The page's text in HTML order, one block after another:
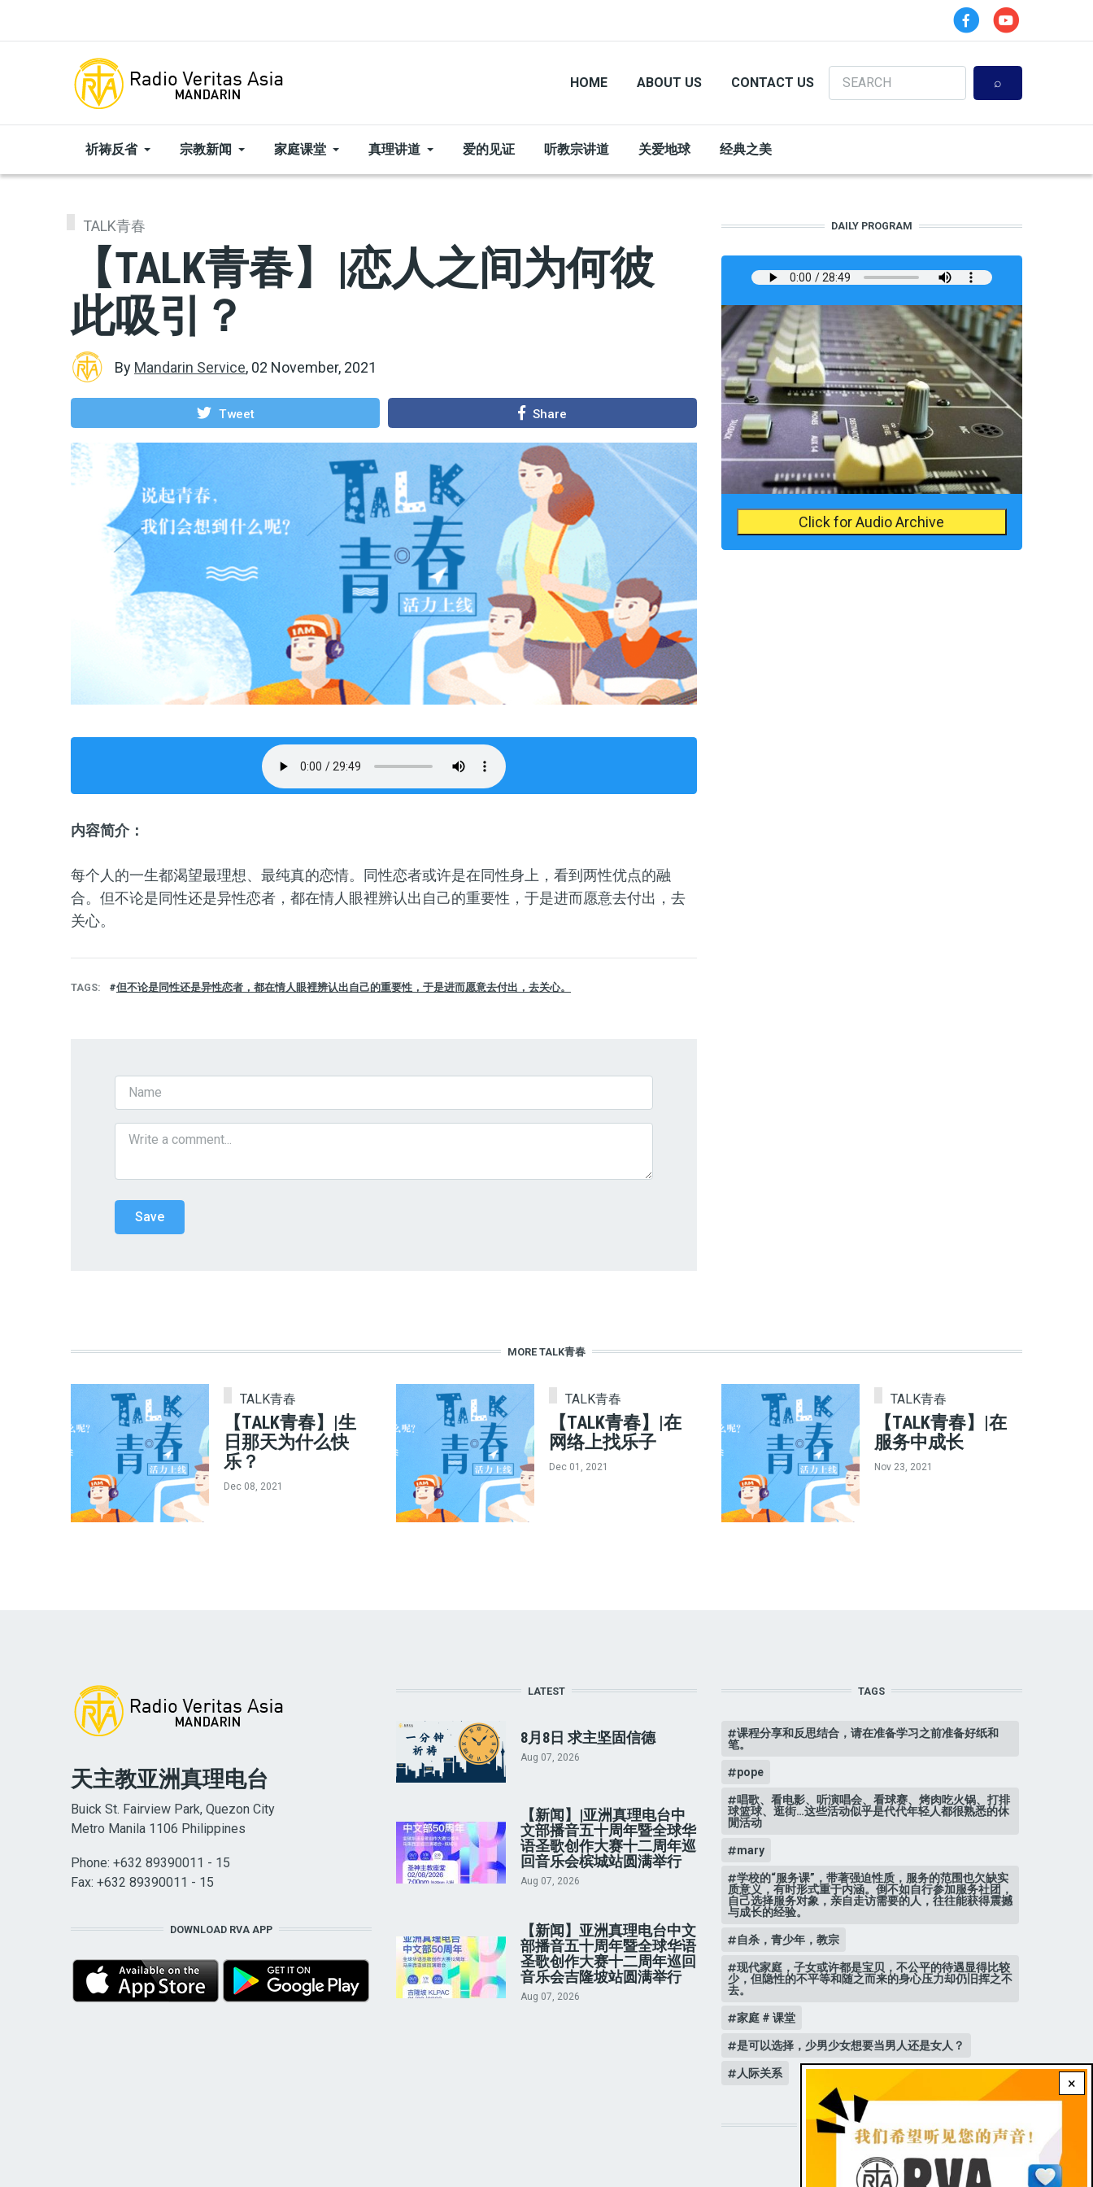
HOME ABOUT US CONTACT US
Search
祈祷反省 宗教新闻 家庭课堂 真理讲道 爱的见证 听教宗讲道 关爱地球 经典之美
TALK青春
【TALK青春】|恋人之间为何彼
此吸引？
By Mandarin Service, 02 November, 2021
Tweet Share
内容简介：
每个人的一生都渴望最理想、最纯真的恋情。同性恋者或许是在同性身上，看到两性优点的融
合。但不论是同性还是异性恋者，都在情人眼裡辨认出自己的重要性，于是进而愿意去付出，去
关心。
TAGS 但不论是同性还是异性恋者，都在情人眼裡辨认出自己的重要性，于是进而愿意去付出，去关心。
DAILY PROGRAM
Click for Audio Archive
MORE TALK青春
TALK青春
【TALK青春】|生
日那天为什么快
乐？
Dec 08, 2021
TALK青春
【TALK青春】|在
网络上找乐子
Dec 01, 2021
TALK青春
【TALK青春】|在
服务中成长
Nov 23, 2021
×
天主教亚洲真理电台
Buick St. Fairview Park, Quezon City
Metro Manila 1106 Philippines
Phone: +632 89390011 - 15
Fax: +632 89390011 - 15
DOWNLOAD RVA APP
LATEST
8月8日 求主坚固信德
Aug 07, 2026
【新闻】|亚洲真理电台中
文部播音五十周年暨全球华
语圣歌创作大赛十二周年巡
回音乐会槟城站圆满举行
Aug 07, 2026
【新闻】亚洲真理电台中文
部播音五十周年暨全球华语
圣歌创作大赛十二周年巡回
音乐会吉隆坡站圆满举行
Aug 07, 2026
TAGS
课程分享和反思结合，请在准备学习之前准备好纸和
笔。
pope
唱歌、看电影、听演唱会、看球赛、烤肉吃火锅、打排
球篮球、逛街…这些活动似乎是代代年轻人都很熟悉的休
閒活动
mary
学校的“服务课”，带著强迫性质，服务的范围也欠缺实
质意义，有时形式重于内涵。倒不如自行参加服务社团，
自己选择服务对象，亲自走访需要的人，往往能获得震撼
与成长的经验。
自杀，青少年，教宗
现代家庭，子女或许都是宝贝，不公平的待遇显得比较
少，但隐性的不平等和随之而来的身心压力却仍旧挥之不
去。
家庭 # 课堂
是可以选择，少男少女想要当男人还是女人？
人际关系
STAY CONNECTED WITH US!